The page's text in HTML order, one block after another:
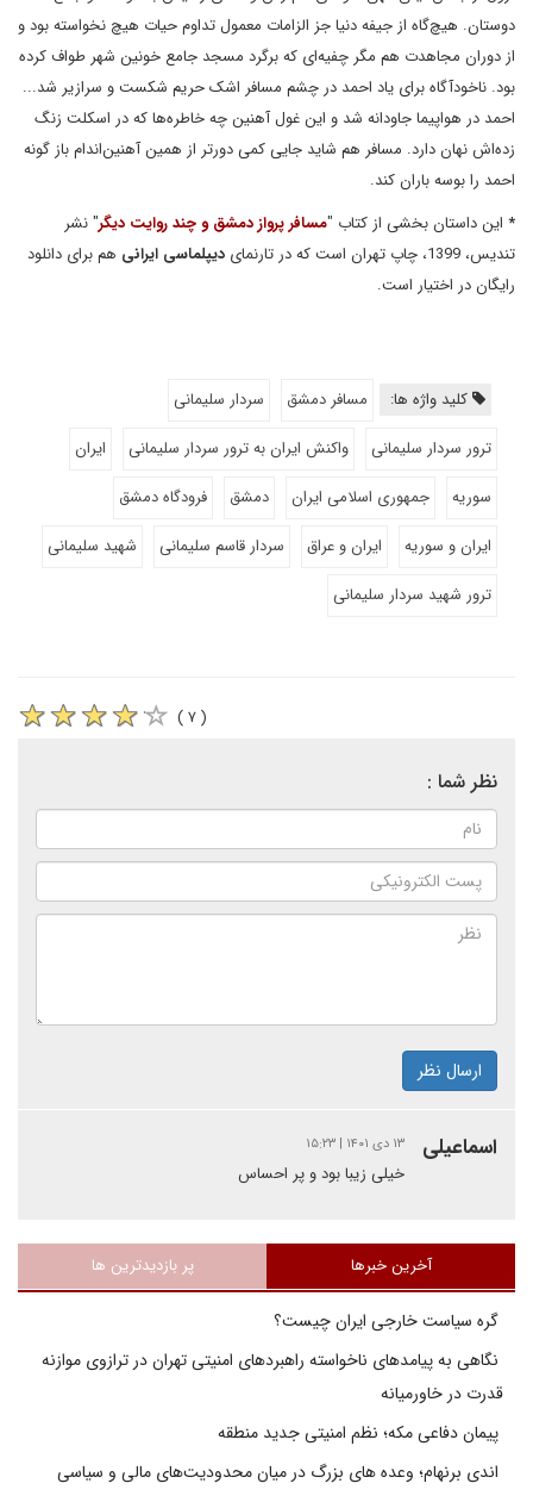
دوستان. هیچ‌گاه از جیفه دنیا جز الزامات معمول تداوم حیات هیچ نخواسته بود و
از دوران مجاهدت هم مگر چفیه‌ای که برگرد مسجد جامع خونین شهر طواف کرده
بود. ناخودآگاه برای یاد احمد در چشم مسافر اشک حریم شکست و سرازیر شد...
احمد در هواپیما جاودانه شد و این غول آهنین چه خاطره‌ها که در اسکلت زنگ
زده‌اش نهان دارد. مسافر هم شاید جایی کمی دورتر از همین آهنین‌اندام باز گونه
احمد را بوسه باران کند.
* این داستان بخشی از کتاب "مسافر پرواز دمشق و چند روایت دیگر" نشر
تندیس، 1399، چاپ تهران است که در تارنمای
دیپلماسی ایرانی هم برای دانلود
رایگان در اختیار است.
کلید واژه ها: مسافر دمشق
سردار سلیمانی
ترور سردار سلیمانی
واکنش ایران به ترور سردار سلیمانی
ایران
سوریه
جمهوری اسلامی ایران دمشق
فرودگاه دمشق
ایران و سوریه
ایران و عراق سردار قاسم سلیمانی
شهید سلیمانی
ترور شهید سردار سلیمانی
( ۷ )
نظر شما :
ارسال نظر
اسماعیلی ۱۳ دی ۱۴۰۱ | ۱۵:۲۳
خیلی زیبا بود و پر احساس
آخرین خبرها پر بازدیدترین ها
گره سیاست خارجی ایران چیست؟
نگاهی به پیامدهای ناخواسته راهبردهای امنیتی تهران در ترازوی موازنه
قدرت در خاورمیانه
پیمان دفاعی مکه؛ نظم امنیتی جدید منطقه
اندی برنهام؛ وعده های بزرگ در میان محدودیت‌های مالی و سیاسی